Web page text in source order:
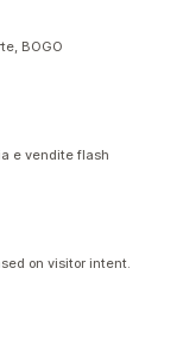
BOGO
e vendite flash
on visitor intent.